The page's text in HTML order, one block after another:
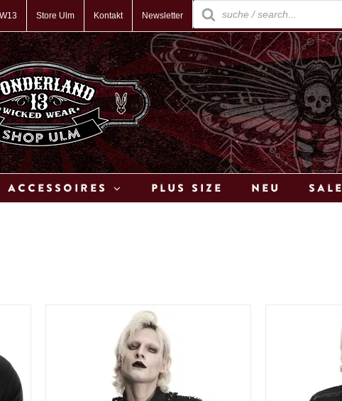
Store Ulm Kontakt Newsletter
Products
search
Accessoires Plus Size Neu Sale